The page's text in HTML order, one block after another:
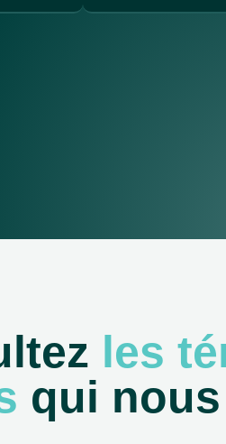
les
qui